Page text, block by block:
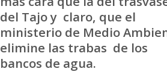
del Tajo y claro, que el
ministerio de Medio
elimine las trabas de los
bancos de agua.